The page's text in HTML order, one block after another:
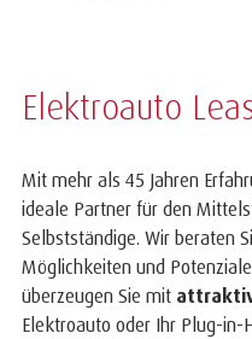
Elektroauto
Mit mehr als 45 Jahren
ideale Partner für den
Selbstständige. Wir beraten
Möglichkeiten und
überzeugen Sie mit
Elektroauto oder Ihr Plug-in-